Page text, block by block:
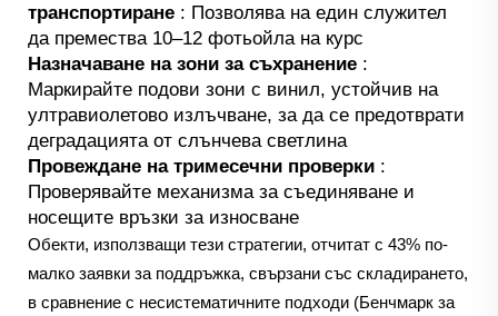
транспортиране : Позволява на един служител
да премества 10–12 фотьойла на курс
Назначаване на зони за съхранение :
Маркирайте подови зони с винил, устойчив на
ултравиолетово излъчване, за да се предотврати
деградацията от слънчева светлина
Провеждане на тримесечни проверки :
Проверявайте механизма за съединяване и
носещите връзки за износване
Обекти, използващи тези стратегии, отчитат с 43% по-
малко заявки за поддръжка, свързани със складирането,
в сравнение с несистематичните подходи (Бенчмарк за